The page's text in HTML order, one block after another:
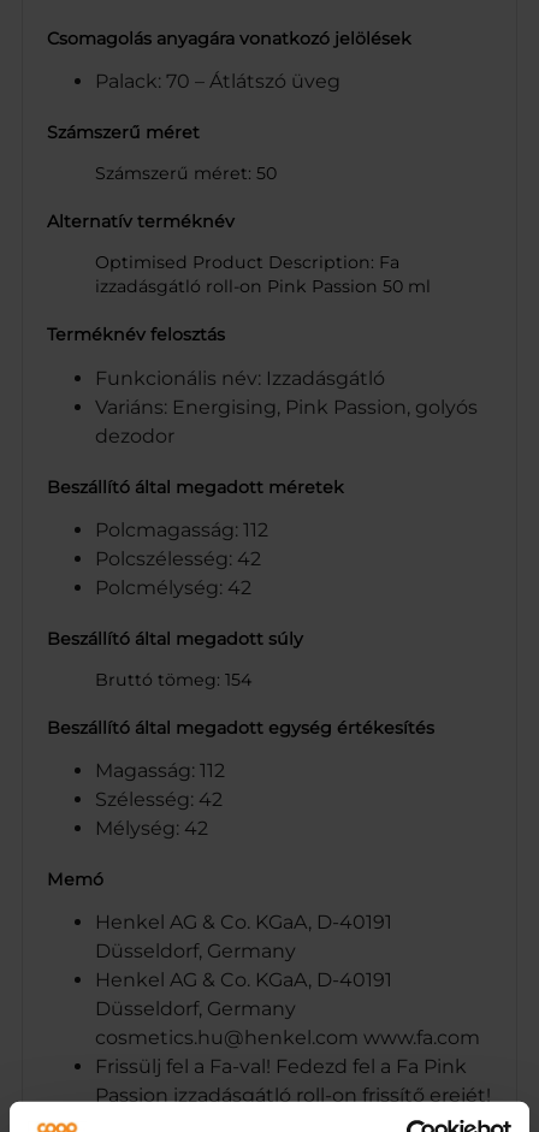
Csomagolás anyagára vonatkozó jelölések
Palack: 70 – Átlátszó üveg
Számszerű méret
Számszerű méret: 50
Alternatív terméknév
Optimised Product Description: Fa
izzadásgátló roll-on Pink Passion 50 ml
Terméknév felosztás
Funkcionális név: Izzadásgátló
Variáns: Energising, Pink Passion, golyós
dezodor
Beszállító által megadott méretek
Polcmagasság: 112
Polcszélesség: 42
Polcmélység: 42
Beszállító által megadott súly
Bruttó tömeg: 154
Beszállító által megadott egység értékesítés
Magasság: 112
Szélesség: 42
Mélység: 42
Memó
Henkel AG & Co. KGaA, D-40191
Düsseldorf, Germany
Henkel AG & Co. KGaA, D-40191
Düsseldorf, Germany
cosmetics.hu@henkel.com www.fa.com
Frissülj fel a Fa-val! Fedezd fel a Fa Pink
Passion izzadásgátló roll-on frissítő erejét!